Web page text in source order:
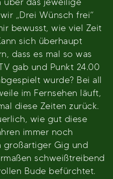
„Drei Wünsch frei“
bewusst, wie viel Zeit
sich überhaupt
dass es mal so was
gab und Punkt 24.00
wurde? Bei all
im Fernsehen läuft,
diese Zeiten zurück.
wie gut diese
immer noch
großartiger Gig und
schweißtreibend
Bude befürchtet.